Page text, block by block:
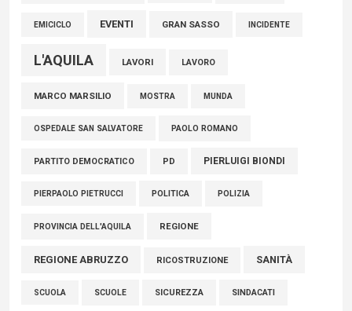
EMICICLO EVENTI GRAN SASSO INCIDENTE
L'AQUILA LAVORI LAVORO
MARCO MARSILIO MOSTRA MUNDA
OSPEDALE SAN SALVATORE PAOLO ROMANO
PARTITO DEMOCRATICO PD PIERLUIGI BIONDI
PIERPAOLO PIETRUCCI POLITICA POLIZIA
PROVINCIA DELL'AQUILA REGIONE
REGIONE ABRUZZO RICOSTRUZIONE SANITÀ
SCUOLA SCUOLE SICUREZZA SINDACATI